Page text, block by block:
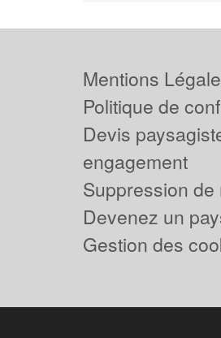
Mentions
Politique de
Devis
engagement
Suppression
Devenez un
Gestion des